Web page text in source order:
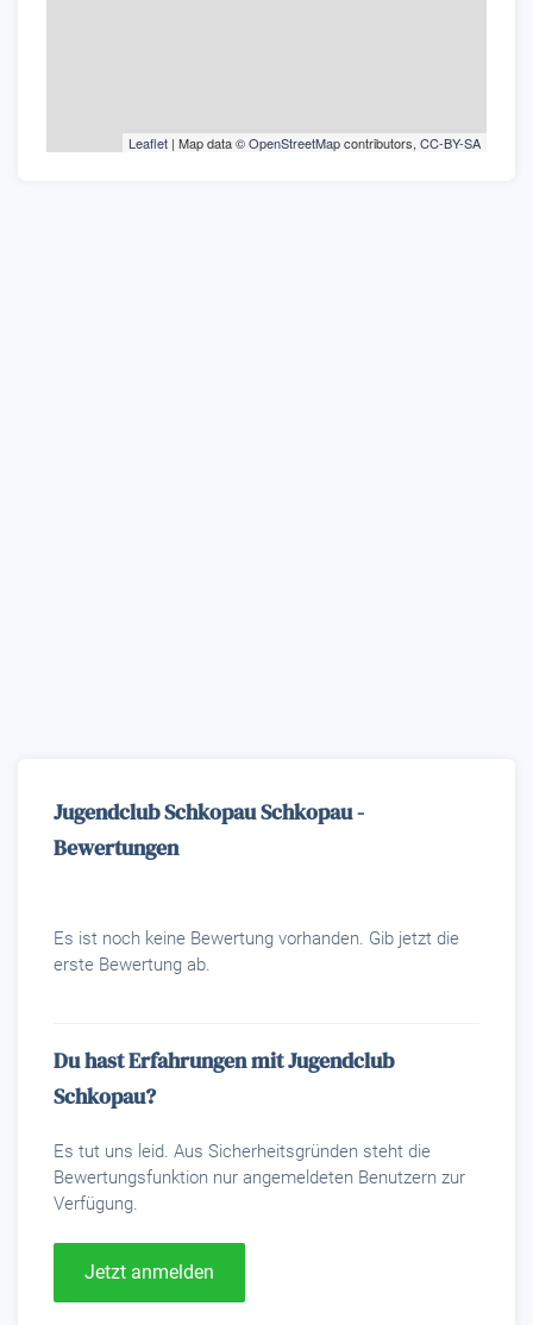
Leaflet | Map data ©OpenStreetMapcontributors, CC-BY-SA
Jugendclub Schkopau Schkopau -
Bewertungen
Es ist noch keine Bewertung vorhanden. Gib jetzt die
erste Bewertung ab.
Du hast Erfahrungen mit Jugendclub
Schkopau?
Es tut uns leid. Aus Sicherheitsgründen steht die
Bewertungsfunktion nur angemeldeten Benutzern zur
Verfügung.
Jetzt anmelden